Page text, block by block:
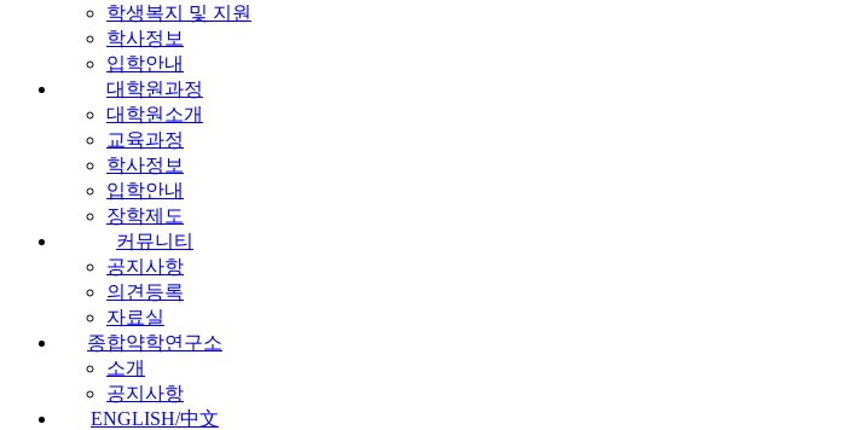
학생복지 및 지원
학사정보
입학안내
대학원과정
대학원소개
교육과정
학사정보
입학안내
장학제도
커뮤니티
공지사항
의견등록
자료실
종합약학연구소
소개
공지사항
ENGLISH/中文